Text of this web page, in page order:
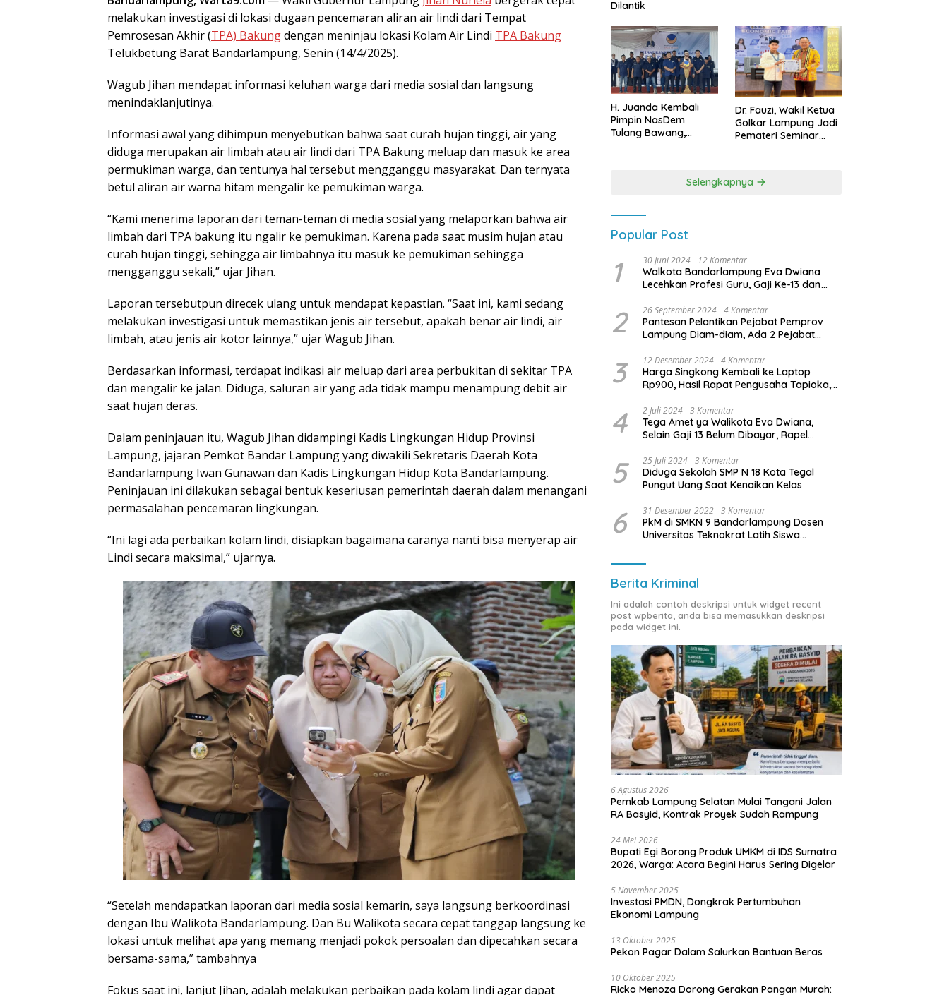
melakukan investigasi di lokasi dugaan pencemaran aliran air lindi dari Tempat
Pemrosesan Akhir (TPA) Bakungdengan meninjau lokasi Kolam Air Lindi TPA Bakung
Telukbetung Barat Bandarlampung, Senin (14/4/2025).
Wagub Jihan mendapat informasi keluhan warga dari media sosial dan langsung
menindaklanjutinya.
Informasi awal yang dihimpun menyebutkan bahwa saat curah hujan tinggi, air yang
diduga merupakan air limbah atau air lindi dari TPA Bakung meluap dan masuk ke area
permukiman warga, dan tentunya hal tersebut mengganggu masyarakat. Dan ternyata
betul aliran air warna hitam mengalir ke pemukiman warga.
“Kami menerima laporan dari teman-teman di media sosial yang melaporkan bahwa air
limbah dari TPA bakung itu ngalir ke pemukiman. Karena pada saat musim hujan atau
curah hujan tinggi, sehingga air limbahnya itu masuk ke pemukiman sehingga
mengganggu sekali,” ujar Jihan.
Laporan tersebutpun direcek ulang untuk mendapat kepastian. “Saat ini, kami sedang
melakukan investigasi untuk memastikan jenis air tersebut, apakah benar air lindi, air
limbah, atau jenis air kotor lainnya,” ujar Wagub Jihan.
Berdasarkan informasi, terdapat indikasi air meluap dari area perbukitan di sekitar TPA
dan mengalir ke jalan. Diduga, saluran air yang ada tidak mampu menampung debit air
saat hujan deras.
Dalam peninjauan itu, Wagub Jihan didampingi Kadis Lingkungan Hidup Provinsi
Lampung, jajaran Pemkot Bandar Lampung yang diwakili Sekretaris Daerah Kota
Bandarlampung Iwan Gunawan dan Kadis Lingkungan Hidup Kota Bandarlampung.
Peninjauan ini dilakukan sebagai bentuk keseriusan pemerintah daerah dalam menangani
permasalahan pencemaran lingkungan.
“Ini lagi ada perbaikan kolam lindi, disiapkan bagaimana caranya nanti bisa menyerap air
Lindi secara maksimal,” ujarnya.
“Setelah mendapatkan laporan dari media sosial kemarin, saya langsung berkoordinasi
dengan Ibu Walikota Bandarlampung. Dan Bu Walikota secara cepat tanggap langsung ke
lokasi untuk melihat apa yang memang menjadi pokok persoalan dan dipecahkan secara
bersama-sama,” tambahnya
Fokus saat ini, lanjut Jihan, adalah melakukan perbaikan pada kolam lindi agar dapat
Dilantik
H. Juanda Kembali
Pimpin NasDem
Tulang Bawang,
Dr. Fauzi, Wakil Ketua
Golkar Lampung Jadi
Pemateri Seminar
Kebangsaan
Selengkapnya
Popular Post
1 30 Juni 2024 12 Komentar
Walkota Bandarlampung Eva Dwiana
Lecehkan Profesi Guru, Gaji Ke-13 dan
2 26 September 2024 4 Komentar
Pantesan Pelantikan Pejabat Pemprov
Lampung Diam-diam, Ada 2 Pejabat
3 12 Desember 2024 4 Komentar
Harga Singkong Kembali ke Laptop
Rp900, Hasil Rapat Pengusaha Tapioka,
Lampung
4 2 Juli 2024 3 Komentar
Tega Amet ya Walikota Eva Dwiana,
Selain Gaji 13 Belum Dibayar, Rapel
Dibayar
5 25 Juli 2024 3 Komentar
Diduga Sekolah SMP N 18 Kota Tegal
Pungut Uang Saat Kenaikan Kelas
6 31 Desember 2022 3 Komentar
PkM di SMKN 9 Bandarlampung Dosen
Universitas Teknokrat Latih Siswa
Berita Kriminal
Ini adalah contoh deskripsi untuk widget recent
post wpberita, anda bisa memasukkan deskripsi
pada widget ini.
6 Agustus 2026
Pemkab Lampung Selatan Mulai Tangani Jalan
RA Basyid, Kontrak Proyek Sudah Rampung
24 Mei 2026
Bupati Egi Borong Produk UMKM di IDS Sumatra
2026, Warga: Acara Begini Harus Sering Digelar
5 November 2025
Investasi PMDN, Dongkrak Pertumbuhan
Ekonomi Lampung
13 Oktober 2025
Pekon Pagar Dalam Salurkan Bantuan Beras
10 Oktober 2025
Ricko Menoza Dorong Gerakan Pangan Murah: